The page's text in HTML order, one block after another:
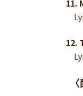
11.
12.